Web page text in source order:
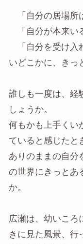
「自分の居場所
「自分が本来い
「自分を受け入
いどこかに、きっ
誰しも一度は、経
しょうか。
何もかも上手くい
ていると感じたと
ありのままの自分
の世界にきっとあ
か。
広瀬は、幼いころ
きに見た風景、行